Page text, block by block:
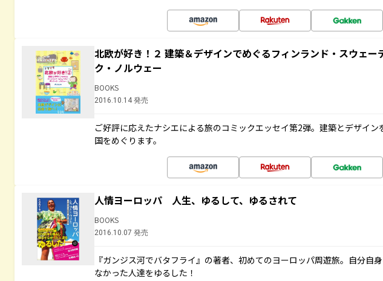
北欧が好き！２ 建築＆デザインでめぐるフィンランド・スウェー
ク・ノルウェー
BOOKS
2016.10.14 発売
ご好評に応えたナシエによる旅のコミックエッセイ第2弾。建築とデザイン
国をめぐります。
人情ヨーロッパ 人生、ゆるして、ゆるされて
BOOKS
2016.10.07 発売
『ガンジス河でバタフライ』の著者、初めてのヨーロッパ周遊旅。自分自
なかった人達をゆるした！